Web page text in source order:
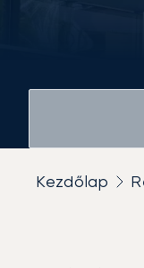
Kezdőlap